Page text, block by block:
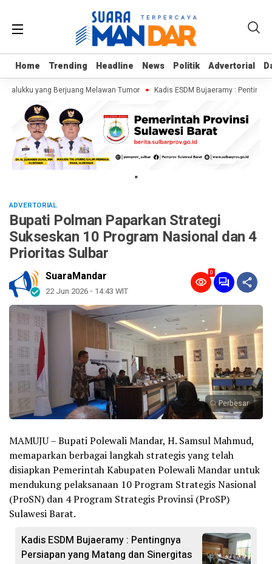
Home Trending Headline News Politik Advertorial
Home Trending Headline News Politik Advertorial
yang Berjuang Melawan Tumor Kadis ESDM Bujaeramy :
"
ADVERTORIAL
Bupati Polman Paparkan Strategi
Sukseskan 10 Program Nasional dan 4
Prioritas Sulbar
SuaraMandar
22 Jun 2026 - 14:43 WIT
0
Perbesar
MAMUJU – Bupati Polewali Mandar, H. Samsul Mahmud,
memaparkan berbagai langkah strategis yang telah
disiapkan Pemerintah Kabupaten Polewali Mandar untuk
mendukung pelaksanaan 10 Program Strategis Nasional
(ProSN) dan 4 Program Strategis Provinsi (ProSP)
Sulawesi Barat.
Kadis ESDM Bujaeramy : Pentingnya
Persiapan yang Matang dan Sinergitas